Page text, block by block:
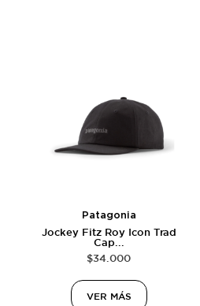
Patagonia
Jockey Fitz Roy Icon Trad
Cap...
$34.000
VER MÁS